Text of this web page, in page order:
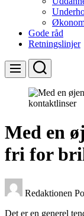
Gode råd
Retningslinjer
Menu Search
Med en
fri for
Redaktionen
Det er en generel